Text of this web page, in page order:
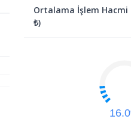
Ortalama İşlem Hacmi
₺)